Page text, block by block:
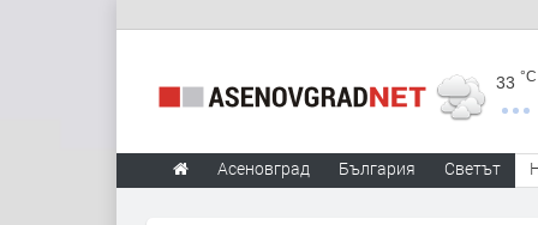
33 °C
Асеновград България Светът